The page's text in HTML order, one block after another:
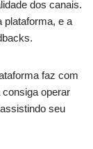
dos canais.
plataforma, e a
faz com
operar
seu